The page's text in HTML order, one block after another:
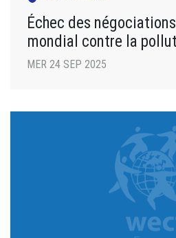
Échec des
mondial contre la
MER 24 SEP 2025